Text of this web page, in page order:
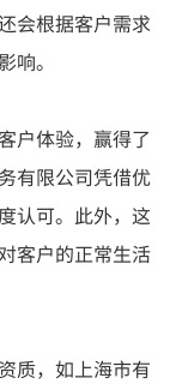
会根据客户需求
响。
户体验，赢得了
有限公司凭借优
认可。此外，这
客户的正常生活
质，如上海市有